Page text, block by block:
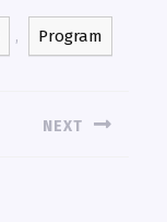
, Program
NEXT